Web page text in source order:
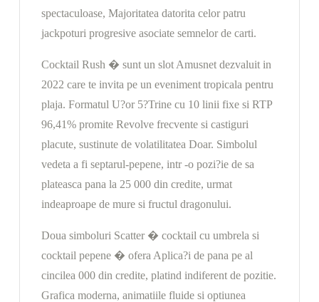
spectaculoase, Majoritatea datorita celor patru
jackpoturi progresive asociate semnelor de carti.
Cocktail Rush � sunt un slot Amusnet dezvaluit in
2022 care te invita pe un eveniment tropicala pentru
plaja. Formatul U?or 5?Trine cu 10 linii fixe si RTP
96,41% promite Revolve frecvente si castiguri
placute, sustinute de volatilitatea Doar. Simbolul
vedeta a fi septarul-pepene, intr -o pozi?ie de sa
plateasca pana la 25 000 din credite, urmat
indeaproape de mure si fructul dragonului.
Doua simboluri Scatter � cocktail cu umbrela si
cocktail pepene � ofera Aplica?i de pana pe al
cincilea 000 din credite, platind indiferent de pozitie.
Grafica moderna, animatiile fluide si optiunea